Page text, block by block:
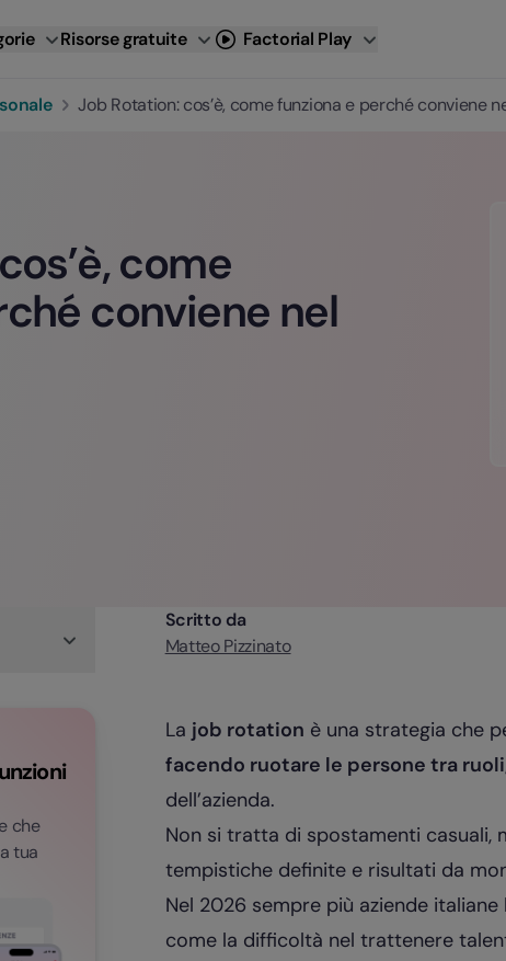
Risorse gratuite Factorial Play
Job Rotation: cos’è, come funziona e perché conviene
come
conviene nel
job
che
tua
Scritto da
Matteo Pizzinato
La job rotation è una strategia che
facendo ruotare le persone tra
dell’azienda.
Non si tratta di spostamenti casuali,
tempistiche definite e risultati da
Nel 2026 sempre più aziende
come la difficoltà nel trattenere